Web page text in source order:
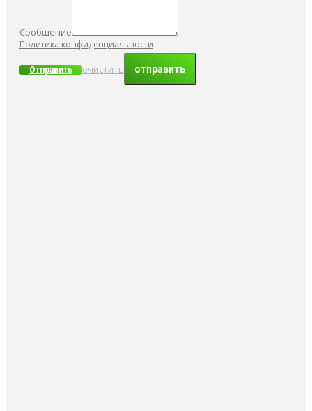
Сообщение
Политика конфиденциальности
Отправить очистить